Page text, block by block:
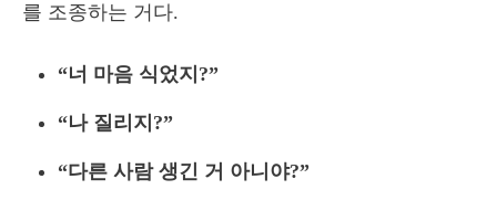
를 조종하는 거다.
“너 마음 식었지?”
“나 질리지?”
“다른 사람 생긴 거 아니야?”